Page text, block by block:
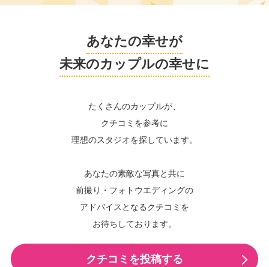
あなたの幸せが
未来のカップルの幸せに
たくさんのカップルが、
クチコミを参考に
理想のスタジオを探しています。
あなたの素敵な写真と共に
前撮り・フォトウエディングの
アドバイスとなるクチコミを
お待ちしております。
クチコミを投稿する